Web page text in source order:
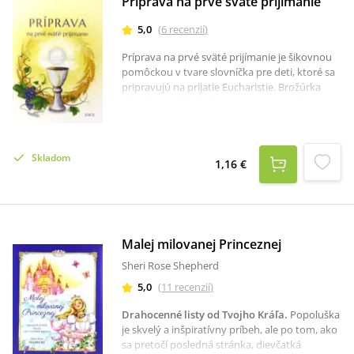
5,0 (6 recenzií)
Príprava na prvé sväté prijímanie je šikovnou
pomôckou v tvare slovníčka pre deti, ktoré sa
pripravujú na prijatie Eucharistie. Brožúrka
oltárna základné modlitby,priebeh sviatosti
zmierenia so spytovaním svedomia.
Skladom 1,16 €
Malej milovanej Princeznej
Sheri Rose Shepherd
5,0 (11 recenzií)
Drahocenné listy od Tvojho Kráľa. Popoluška
je skvelý a inšpiratívny príbeh, ale po tom, ako
sa pretočí posledná stránka, dievčatká